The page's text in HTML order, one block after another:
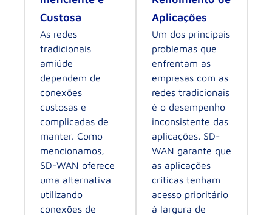
Custosa
As redes
tradicionais
amiúde
dependem de
conexões
custosas e
complicadas de
manter. Como
mencionamos,
SD-WAN oferece
uma alternativa
utilizando
conexões de
Aplicações
Um dos principais
problemas que
enfrentam as
empresas com as
redes tradicionais
é o desempenho
inconsistente das
aplicações. SD-
WAN garante que
as aplicações
críticas tenham
acesso prioritário
à largura de